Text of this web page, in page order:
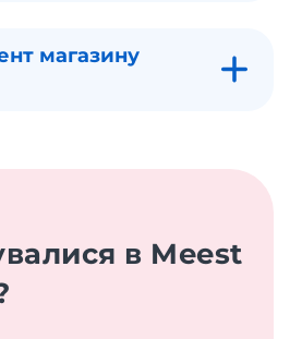
магазину
в Meest